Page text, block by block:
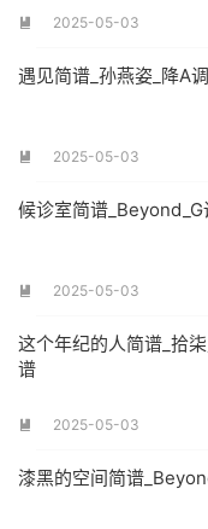
 2025-05-03
遇见简谱_孙燕姿_降A
 2025-05-03
候诊室简谱
 2025-05-03
这个年纪的人简谱_拾
谱
 2025-05-03
漆黑的空间简谱